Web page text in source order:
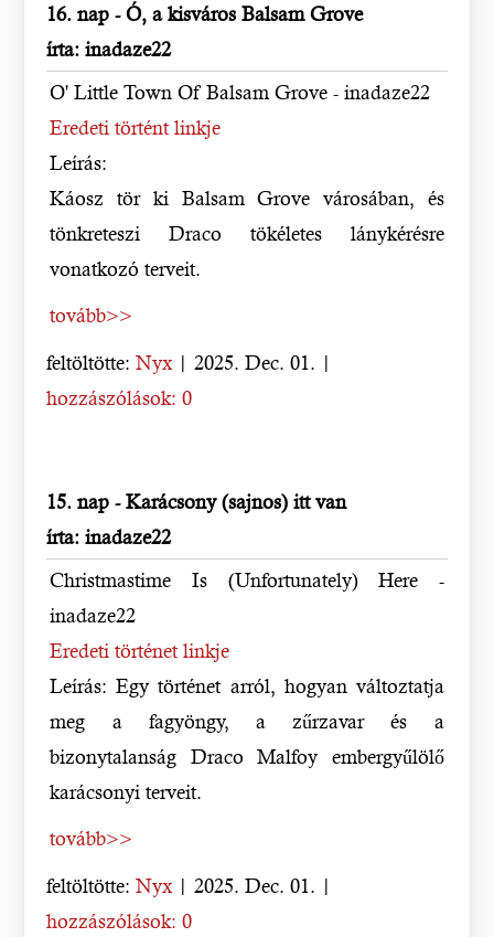
16. nap - Ó, a kisváros Balsam Grove
írta: inadaze22
O' Little Town Of Balsam Grove - inadaze22
Eredeti történt linkje
Leírás:
Káosz tör ki Balsam Grove városában, és
tönkreteszi Draco tökéletes lánykérésre
vonatkozó terveit.
tovább>>
feltöltötte:Nyx | 2025. Dec. 01. |
hozzászólások: 0
15. nap - Karácsony (sajnos) itt van
írta: inadaze22
Christmastime Is (Unfortunately) Here -
inadaze22
Eredeti történet linkje
Leírás: Egy történet arról, hogyan változtatja
meg a fagyöngy, a zűrzavar és a
bizonytalanság Draco Malfoy embergyűlölő
karácsonyi terveit.
tovább>>
feltöltötte:Nyx | 2025. Dec. 01. |
hozzászólások: 0